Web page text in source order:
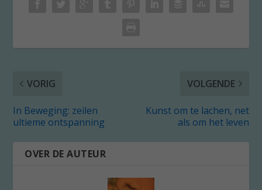
VORIG
In Beweging: zeilen
ultieme ontspanning
VOLGENDE
Kunst om te lachen, net
als om het leven
OVER DE AUTEUR